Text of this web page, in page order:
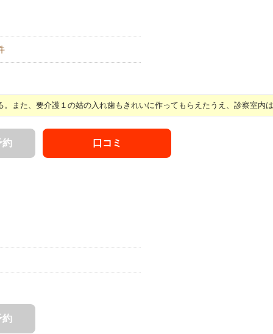
また、要介護１の姑の入れ歯もきれいに作ってもらえたうえ、診察室内
約 口コミ
約